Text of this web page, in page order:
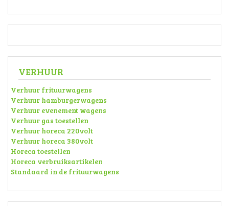
VERHUUR
Verhuur frituurwagens
Verhuur hamburgerwagens
Verhuur evenement wagens
Verhuur gas toestellen
Verhuur horeca 220volt
Verhuur horeca 380volt
Horeca toestellen
Horeca verbruiksartikelen
Standaard in de frituurwagens